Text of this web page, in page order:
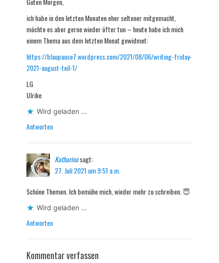
ich habe in den letzten Monaten eher seltener mitgemacht,
möchte es aber gerne wieder öfter tun – heute habe ich mich
einem Thema aus dem letzten Monat gewidmet:
https://blaupause7.wordpress.com/2021/08/06/writing-friday-
2021-august-teil-1/
LG
Ulrike
Wird geladen …
Antworten
Katharinasagt:
27. Juli 2021 um 9:51 a.m.
Schöne Themen. Ich bemühe mich, wieder mehr zu schreiben. 😇
Wird geladen …
Antworten
Kommentar verfassen